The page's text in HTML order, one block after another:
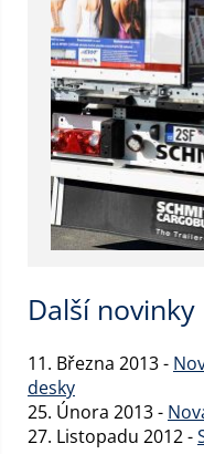
Další novinky
11. Března 2013 -
desky
25. Února 2013 -
27. Listopadu 2012 -